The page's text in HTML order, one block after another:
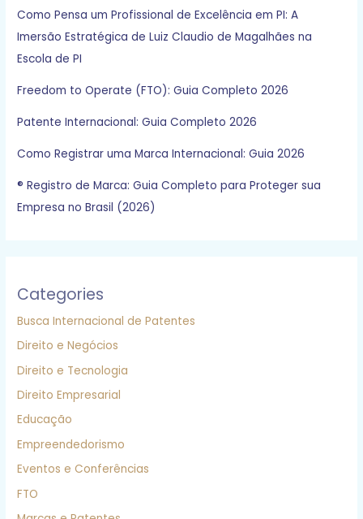
Como Pensa um Profissional de Excelência em PI: A
Imersão Estratégica de Luiz Claudio de Magalhães na
Escola de PI
Freedom to Operate (FTO): Guia Completo 2026
Patente Internacional: Guia Completo 2026
Como Registrar uma Marca Internacional: Guia 2026
® Registro de Marca: Guia Completo para Proteger sua
Empresa no Brasil (2026)
Categories
Busca Internacional de Patentes
Direito e Negócios
Direito e Tecnologia
Direito Empresarial
Educação
Empreendedorismo
Eventos e Conferências
FTO